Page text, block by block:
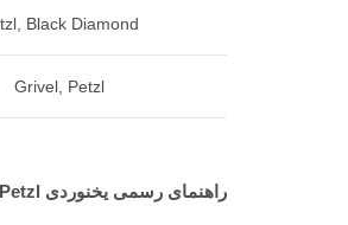
Black Diamond
Grivel, Petzl
راهنمای رسمی یخنوردی Petzl